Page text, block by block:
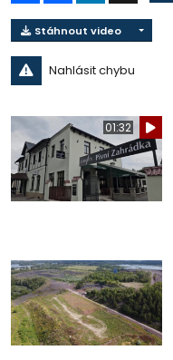
Stáhnout video
Nahlásit chybu
01:32